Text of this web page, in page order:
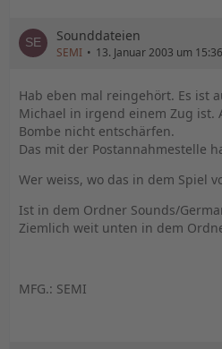
Sounddateien
SEMI 13. Januar 2003 um 15:36
Hab eben mal reingehört. Es ist
Michael in irgend einem Zug ist.
Bombe nicht entschärfen.
Das mit der Postannahmestelle
Wer weiss, wo das in dem Spiel
Ist in dem Ordner Sounds/
Ziemlich weit unten in dem
MFG.: SEMI